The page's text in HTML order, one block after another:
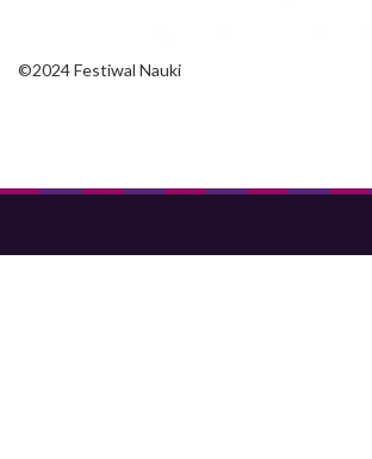
©2024 Festiwal Nauki